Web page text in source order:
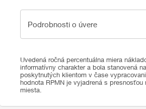
Podrobnosti o úvere
Podrobnosti o úvere
Uvedená ročná percentuálna miera
informatívny charakter a bola stanovená
poskytnutých klientom v čase
hodnota RPMN je vyjadrená s presnosťou
miesta.